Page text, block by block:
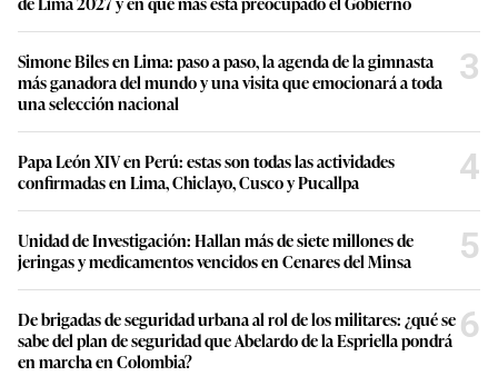
Simone Biles en Lima: paso a paso, la agenda de la gimnasta
más ganadora del mundo y una visita que emocionará a toda
una selección nacional
3
Papa León XIV en Perú: estas son todas las actividades
confirmadas en Lima, Chiclayo, Cusco y Pucallpa
4
Unidad de Investigación: Hallan más de siete millones de
jeringas y medicamentos vencidos en Cenares del Minsa
5
De brigadas de seguridad urbana al rol de los militares: ¿qué se
sabe del plan de seguridad que Abelardo de la Espriella pondrá
en marcha en Colombia?
6